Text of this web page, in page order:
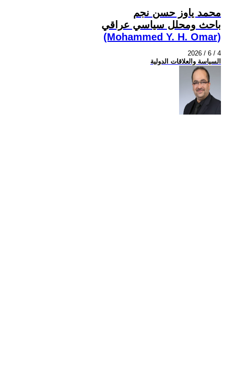
محمد ياوز حسن نجم
باحث ومحلل سياسي عراقي
(Mohammed Y. H. Omar)
2026 / 6 / 4
السياسة والعلاقات الدولية